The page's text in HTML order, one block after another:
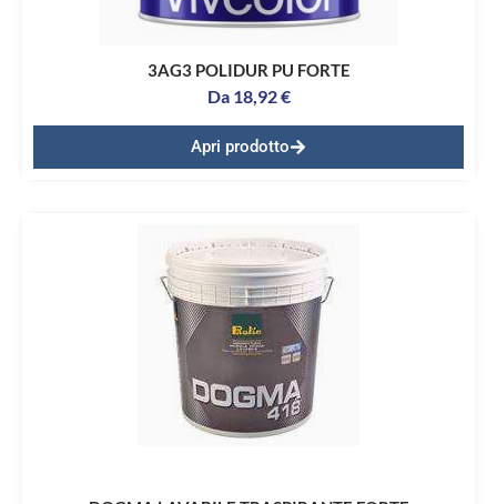
3AG3 POLIDUR PU FORTE
Da 18,92€
Apri prodotto